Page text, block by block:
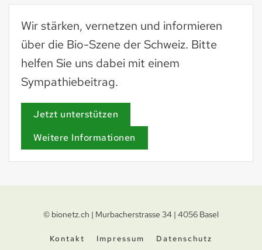
Wir stärken, vernetzen und informieren
über die Bio-Szene der Schweiz. Bitte
helfen Sie uns dabei mit einem
Sympathiebeitrag.
Jetzt unterstützen
Weitere Informationen
© bionetz.ch | Murbacherstrasse 34 | 4056 Basel
Kontakt Impressum Datenschutz